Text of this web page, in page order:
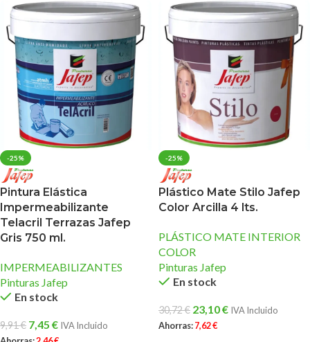
-25%
Pintura Elástica
Impermeabilizante
Telacril Terrazas Jafep
Gris 750 ml.
IMPERMEABILIZANTES
Pinturas Jafep
En stock
9,91€ 7,45 € IVA Incluido
-25%
Plástico Mate Stilo Jafep
Color Arcilla 4 lts.
PLÁSTICO MATE INTERIOR
COLOR
Pinturas Jafep
En stock
30,72€ 23,10€ IVA Incluido
Ahorras:7,62€